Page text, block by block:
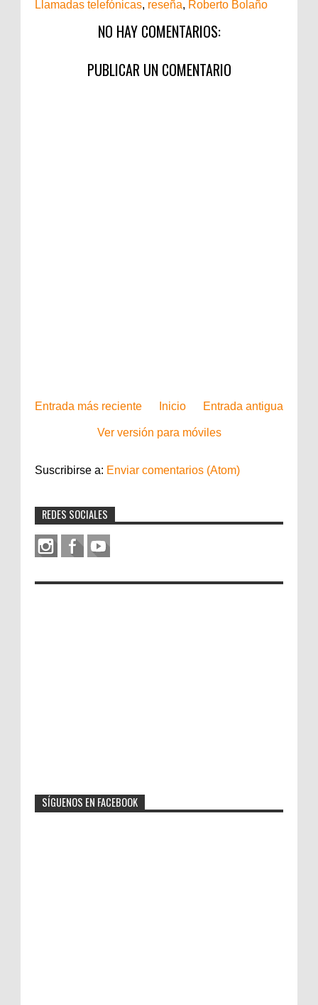
Llamadas telefónicas, reseña, Roberto Bolaño
NO HAY COMENTARIOS:
PUBLICAR UN COMENTARIO
Entrada más reciente Entrada antigua
Inicio
Ver versión para móviles
Suscribirse a: Enviar comentarios (Atom)
REDES SOCIALES
SÍGUENOS EN FACEBOOK